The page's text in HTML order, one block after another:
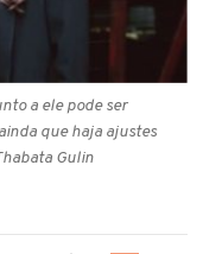
a ele pode ser
que haja ajustes
Gulin